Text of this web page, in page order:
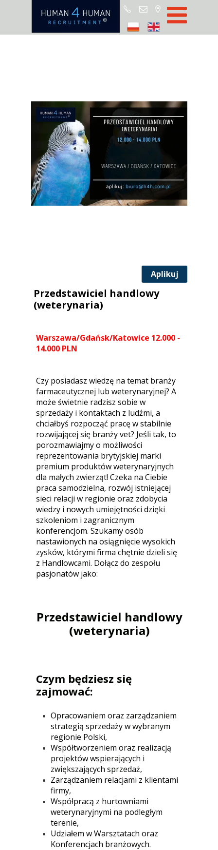
Start
Partnerzy
Aplikuj
Warszawa/Gdańsk/Katowice 12.000 -
14.000 PLN
Czy posiadasz wiedzę na temat branży
farmaceutycznej lub weterynaryjnej? A
może świetnie radzisz sobie w
sprzedaży i kontaktach z ludźmi, a
chciałbyś rozpocząć pracę w stabilnie
rozwijającej się branży vet? Jeśli tak, to
porozmawiajmy o możliwości
reprezentowania brytyjskiej marki
premium produktów weterynaryjnych
dla małych zwierząt! Czeka na Ciebie
praca samodzielna, rozwój istniejącej
sieci relacji w regionie oraz zdobycia
wiedzy i nowych umiejętności dzięki
szkoleniom i zagranicznym
konferencjom. Szukamy osób
nastawionych na osiągnięcie wysokich
zysków, którymi firma chętnie dzieli się
z Handlowcami. Dołącz do zespołu
pasjonatów jako:
Przedstawiciel handlowy
(weterynaria)
Czym będziesz się
zajmować:
Opracowaniem oraz zarządzaniem
strategią sprzedaży w wybranym
regionie Polski,
Współtworzeniem oraz realizacją
projektów wspierających i
zwiększających sprzedaż,
Zarządzaniem relacjami z klientami
firmy,
Współpracą z hurtowniami
weterynaryjnymi na podległym
terenie,
Udziałem w Warsztatach oraz
Konferencjach branżowych.
Przedstawiciel handlowy
(weterynaria)